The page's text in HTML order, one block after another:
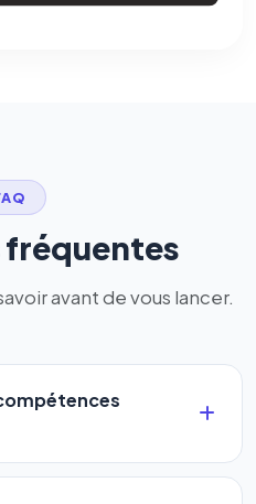
avant de vous lancer.
a été conçu pour